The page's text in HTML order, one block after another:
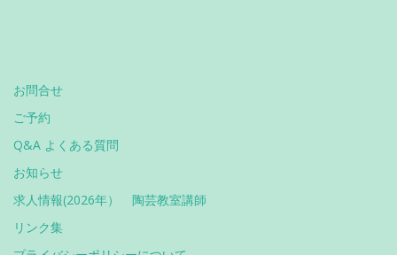
お問合せ
ご予約
Q&A よくある質問
お知らせ
求人情報(2026年） 陶芸教室講師
リンク集